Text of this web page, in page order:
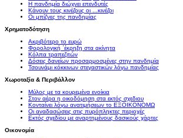
Η πανδημία διώχνει επενδυτές
Κάνουν τους κινέζους οι ...κινέζοι
Οι μπίζνες της πανδημίας
Χρηματοδότηση
Ακριβότερο το ευρώ
Φορολογική ΄έκρηξη στα ακίνητα
Κόλπα τραπεζιτών
Δόσεις δανείων προσαρμοσμένες στην πανδημία
Τσουνάμι κόκκινων στεγαστικών λόγω πανδημίας
Χωροταξία & Περιβάλλον
Μύλος με τα κουρεμένα ενοίκια
Στον αέρα η οικοδόμηση στα εκτός σχεδιου
Κονταίνει λόγω ανατιμήσεων το ΕΞΟΙΚΟΝΟΜΩ
Οι αναδασώσεις στις πυρόπληκτες περιοχές
Εκτός σχεδίου με αναρτημένους δασικούς χάρτες
Οικονομία